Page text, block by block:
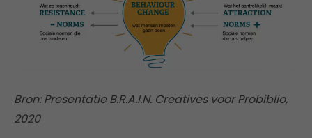
Bron: Presentatie B.R.A.I.N. Creatives voor Probiblio,
2020